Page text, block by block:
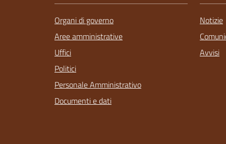
Organi di governo
Aree amministrative
Uffici
Politici
Personale Amministrativo
Documenti e dati
Notizie
Avvisi